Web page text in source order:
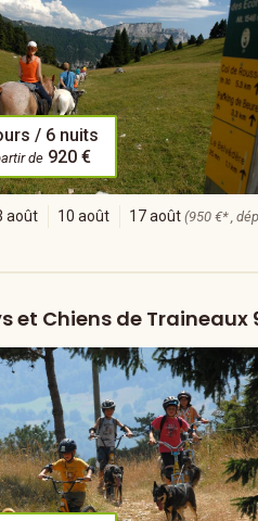
/ 6 nuits
de 920 €
août 10 août 17 août(950 €* ,
et Chiens de Traineaux